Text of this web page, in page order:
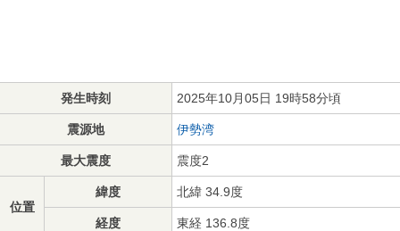
発生時刻 2025年10月05日 19時58分頃
震源地 伊勢湾
最大震度 震度2
位置
緯度 北緯 34.9度
経度 東経 136.8度